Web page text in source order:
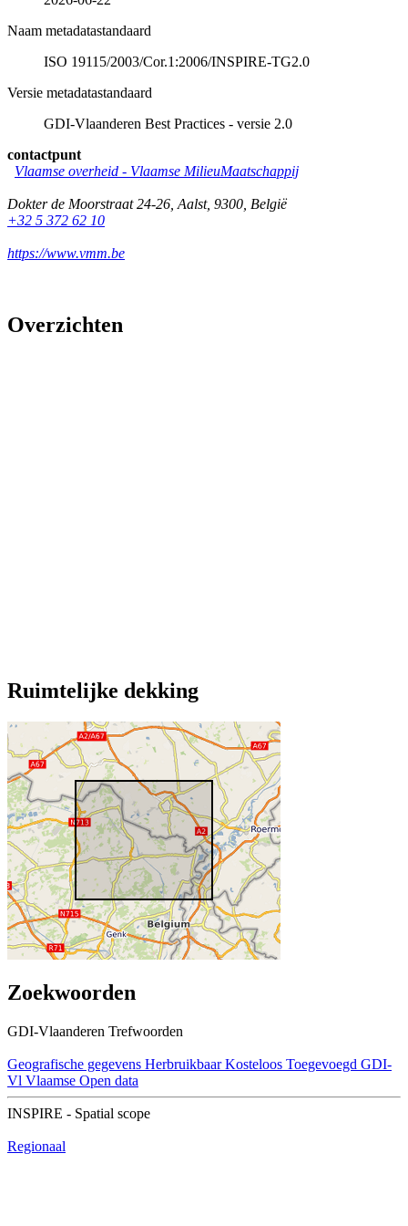
Naam metadatastandaard
ISO 19115/2003/Cor.1:2006/INSPIRE-TG2.0
Versie metadatastandaard
GDI-Vlaanderen Best Practices - versie 2.0
contactpunt
Vlaamse overheid - Vlaamse MilieuMaatschappij
Dokter de Moorstraat 24-26 Aalst, 9300 België
+32 5 372 62 10
https://www.vmm.be
Overzichten
Ruimtelijke dekking
Zoekwoorden
GDI-Vlaanderen Trefwoorden
Geografische gegevens Herbruikbaar Kosteloos Toegevoegd GDI-
Vl Vlaamse Open data
INSPIRE - Spatial scope
Regionaal